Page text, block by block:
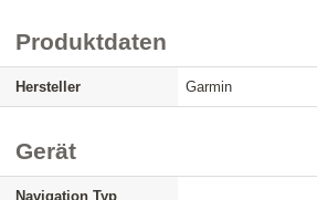
Produktdaten
Hersteller Garmin
Gerät
Navigation Typ